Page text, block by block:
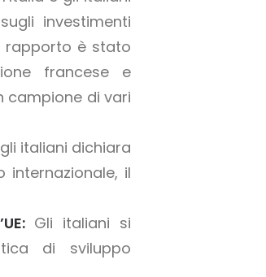
investimenti
rapporto è stato
francese e
campione di vari
italiani dichiara
il
Gli italiani si
di sviluppo